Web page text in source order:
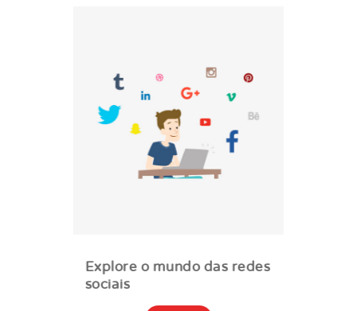
Explore o mundo das redes
sociais